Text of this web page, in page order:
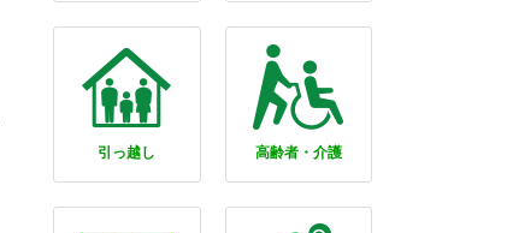
引っ越し 高齢者・介護